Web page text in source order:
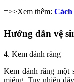
=>>Xem thêm:
Hướng dẫn vệ
4. Kem đánh răng
Kem đánh răng một